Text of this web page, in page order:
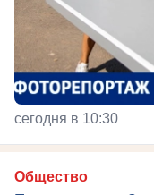
сегодня в 10:30
Общество